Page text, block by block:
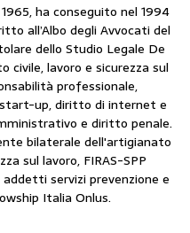
ha conseguito nel 1994
all’Albo degli Avvocati del
dello Studio Legale De
lavoro e sicurezza sul
professionale,
up, diritto di internet e
e diritto penale.
bilaterale dell'artigianato
sul lavoro, FIRAS-SPP
servizi prevenzione e
Italia Onlus.